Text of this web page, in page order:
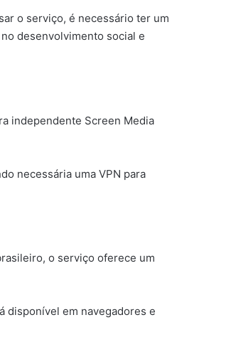
o serviço, é necessário ter um
desenvolvimento social e
independente Screen Media
necessária uma VPN para
o serviço oferece um
disponível em navegadores e